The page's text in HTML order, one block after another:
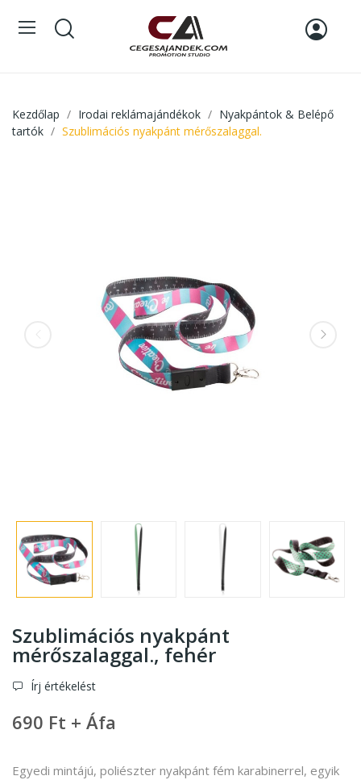
Kezdőlap Irodai reklámajándékok
Nyakpántok & Belépő
tartók
Szublimációs nyakpánt mérőszalaggal.
Szublimációs nyakpánt
mérőszalaggal., fehér
Írj értékelést
690 Ft + Áfa
Egyedi mintájú, poliészter nyakpánt fém karabinerrel, egyik